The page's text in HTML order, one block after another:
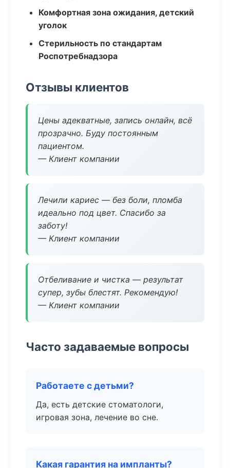
Комфортная зона ожидания, детский
уголок
Стерильность по стандартам
Роспотребнадзора
Отзывы клиентов
Цены адекватные, запись онлайн, всё
прозрачно. Буду постоянным
пациентом.
— Клиент компании
Лечили кариес — без боли, пломба
идеально под цвет. Спасибо за
заботу!
— Клиент компании
Отбеливание и чистка — результат
супер, зубы блестят. Рекомендую!
— Клиент компании
Часто задаваемые вопросы
Работаете с детьми?
Да, есть детские стоматологи,
игровая зона, лечение во сне.
Какая гарантия на импланты?